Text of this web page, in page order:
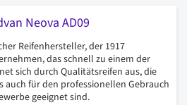
Neova AD09
Reifenhersteller, der 1917
das schnell zu einem der
sich durch Qualitätsreifen aus, die
für den professionellen Gebrauch
geeignet sind.